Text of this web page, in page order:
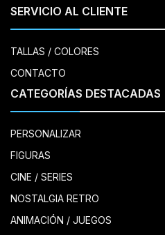
SERVICIO AL CLIENTE
TALLAS / COLORES
CONTACTO
CATEGORÍAS DESTACADAS
PERSONALIZAR
FIGURAS
CINE / SERIES
NOSTALGIA RETRO
ANIMACIÓN / JUEGOS